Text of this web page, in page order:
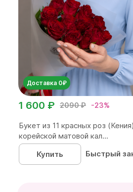
Доставка 0₽
2090 ₽ -23%
1 600 ₽
Букет из 11 красных роз
корейской матовой кал...
Купить
Быстрый